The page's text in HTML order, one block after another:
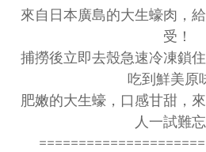
來自日本廣島的大生蠔肉，
受！
捕撈後立即去殼急速冷凍鎖
吃到鮮美原
肥嫩的大生蠔，口感甘甜，
人一試難忘